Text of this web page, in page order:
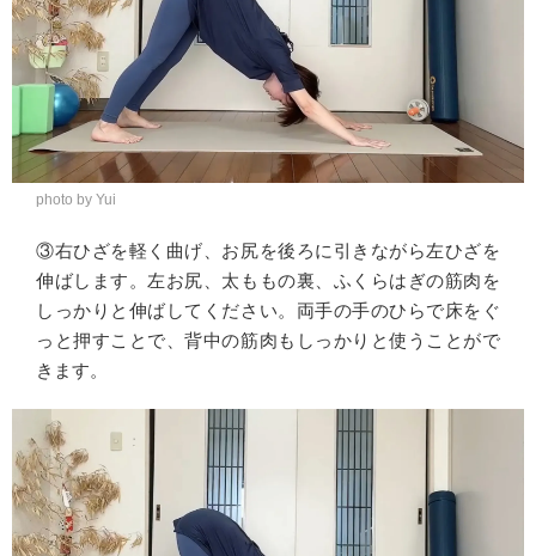
photo by Yui
③右ひざを軽く曲げ、お尻を後ろに引きながら左ひざを
伸ばします。左お尻、太ももの裏、ふくらはぎの筋肉を
しっかりと伸ばしてください。両手の手のひらで床をぐ
っと押すことで、背中の筋肉もしっかりと使うことがで
きます。